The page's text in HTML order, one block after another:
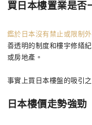
買日本樓置業是否
鑑於日本沒有禁止或限制
善透明的制度和樓宇修繕
或房地產。
事實上買日本樓盤的吸引
日本樓價走勢強勁